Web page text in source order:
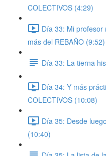
COLECTIVOS (4:29)
Día 33: Mi
más del REBAÑO (9:52)
Día 33: La tierna
Día 34: Y más
COLECTIVOS (10:08)
Día 35: Desde
(10:40)